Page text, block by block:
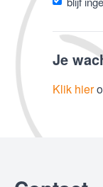
Je
Klik hier